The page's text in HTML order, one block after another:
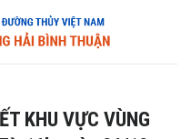
KHU VỰC VÙNG